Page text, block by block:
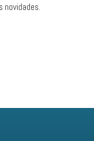
novidades.